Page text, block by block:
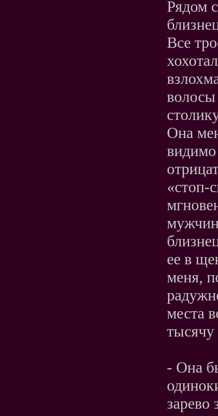
Рядом
Все
Она
видимо
«стоп-
ее в
меня,
места
- Она
зарево